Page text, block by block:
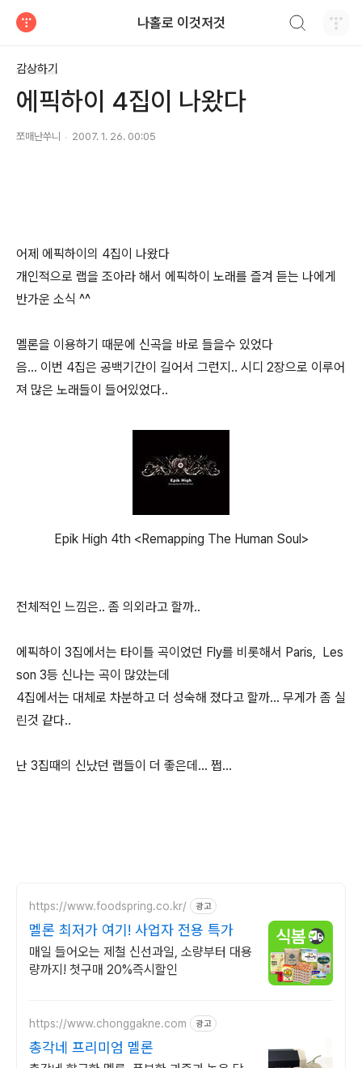
나홀로 이것저것
감상하기
에픽하이 4집이 나왔다
쪼매난쑤니 2007. 1. 26. 00:05
어제 에픽하이의 4집이 나왔다
개인적으로 랩을 조아라 해서 에픽하이 노래를 즐겨 듣는 나에게
반가운 소식 ^^
멜론을 이용하기 때문에 신곡을 바로 들을수 있었다
음... 이번 4집은 공백기간이 길어서 그런지.. 시디 2장으로 이루어
져 많은 노래들이 들어있었다..
Epik High 4th <Remapping The Human Soul>
전체적인 느낌은.. 좀 의외라고 할까..
에픽하이 3집에서는 타이틀 곡이었던 Fly를 비롯해서 Paris, Les
son 3등 신나는 곡이 많았는데
4집에서는 대체로 차분하고 더 성숙해 졌다고 할까... 무게가 좀 실
린것 같다..
난 3집때의 신났던 랩들이 더 좋은데... 쩝...
https://www.foodspring.co.kr/ 광고
멜론 최저가 여기! 사업자 전용 특가
매일 들어오는 제철 신선과일, 소량부터 대용
량까지! 첫구매 20%즉시할인
https://www.chonggakne.com 광고
총각네 프리미엄 멜론